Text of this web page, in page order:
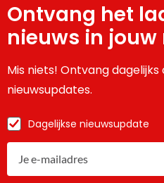
Ontvang het
nieuws in
Mis niets! Ontvang
nieuwsupdates.
Dagelijkse nieuwsupdate